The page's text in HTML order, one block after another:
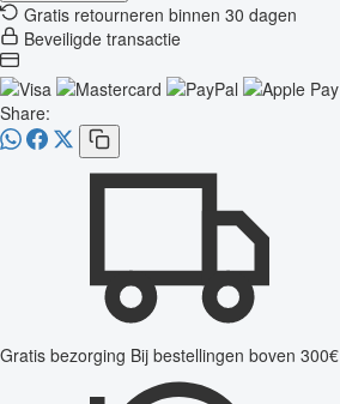
Gratis retourneren binnen 30 dagen
Beveiligde transactie
Share:
Gratis bezorging Bij bestellingen boven 300€